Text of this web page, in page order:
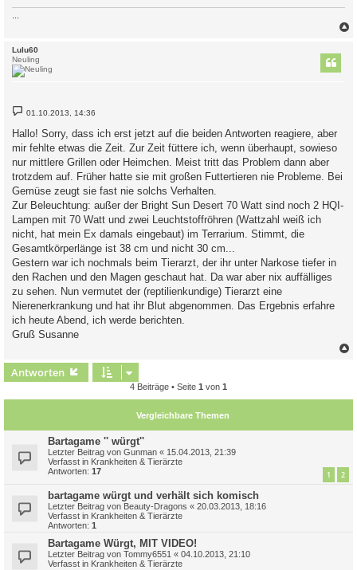
Lulu60
Neuling
B
i
t
r
g
01.10.2013, 14:36
Hallo! Sorry, dass ich erst jetzt auf die beiden Antworten reagiere, aber
mir fehlte etwas die Zeit. Zur Zeit füttere ich, wenn überhaupt, sowieso
nur mittlere Grillen oder Heimchen. Meist tritt das Problem dann aber
trotzdem auf. Früher hatte sie mit großen Futtertieren nie Probleme. Bei
Gemüse zeugt sie fast nie solchs Verhalten.
Zur Beleuchtung: außer der Bright Sun Desert 70 Watt sind noch 2 HQI-
Lampen mit 70 Watt und zwei Leuchtstoffröhren (Wattzahl weiß ich
nicht, hat mein Ex damals eingebaut) im Terrarium. Stimmt, die
Gesamtkörperlänge ist 38 cm und nicht 30 cm...
Gestern war ich nochmals beim Tierarzt, der ihr unter Narkose tiefer in
den Rachen und den Magen geschaut hat. Da war aber nix auffälliges
zu sehen. Nun vermutet der (reptilienkundige) Tierarzt eine
Nierenerkrankung und hat ihr Blut abgenommen. Das Ergebnis erfahre
ich heute Abend, ich werde berichten.
Gruß Susanne
Antworten
4 Beiträge • Seite 1 von 1
Vergleichbare Themen
Bartagame '' würgt''
Letzter Beitrag von Gunman « 15.04.2013, 21:39
Verfasst in Krankheiten & Tierärzte
Antworten: 17 1 2
bartagame würgt und verhält sich komisch
Letzter Beitrag von Beauty-Dragons « 20.03.2013, 18:16
Verfasst in Krankheiten & Tierärzte
Antworten: 1
Bartagame Würgt, MIT VIDEO!
Letzter Beitrag von Tommy6551 « 04.10.2013, 21:10
Verfasst in Krankheiten & Tierärzte